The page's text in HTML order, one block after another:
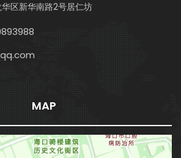
区新华南路2号居仁坊
MAP